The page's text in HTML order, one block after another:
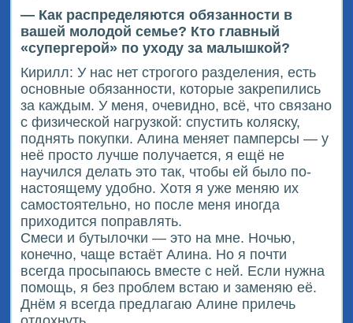
— Как распределяются обязанности в
вашей молодой семье? Кто главный
«супергерой» по уходу за малышкой?
Кирилл: У нас нет строгого разделения, есть
основные обязанности, которые закрепились
за каждым. У меня, очевидно, всё, что связано
с физической нагрузкой: спустить коляску,
поднять покупки. Алина меняет памперсы — у
неё просто лучше получается, я ещё не
научился делать это так, чтобы ей было по-
настоящему удобно. Хотя я уже меняю их
самостоятельно, но после меня иногда
приходится поправлять.
Смеси и бутылочки — это на мне. Ночью,
конечно, чаще встаёт Алина. Но я почти
всегда просыпаюсь вместе с ней. Если нужна
помощь, я без проблем встаю и заменяю её.
Днём я всегда предлагаю Алине прилечь